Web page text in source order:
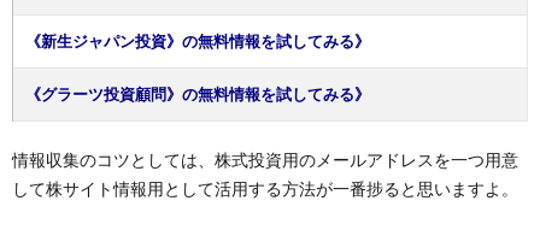
《新生ジャパン投資》の無料情報を試してみる》
《グラーツ投資顧問》の無料情報を試してみる》
情報収集のコツとしては、株式投資用のメールアドレスを一つ用意
して株サイト情報用として活用する方法が一番捗ると思いますよ。